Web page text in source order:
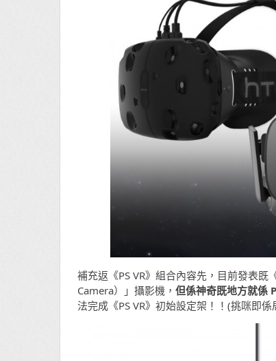
補充返《PS VR》組合內容先，目前發表既
Camera）」攝影機， 但係神奇既地方就係
法完成《PS VR》初始設定架！！(挑咪即係